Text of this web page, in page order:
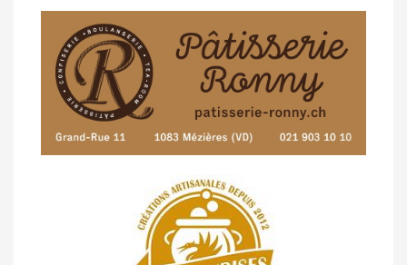
14/04 - Classement Route -
5e GP de
Semsales (TdC #2)